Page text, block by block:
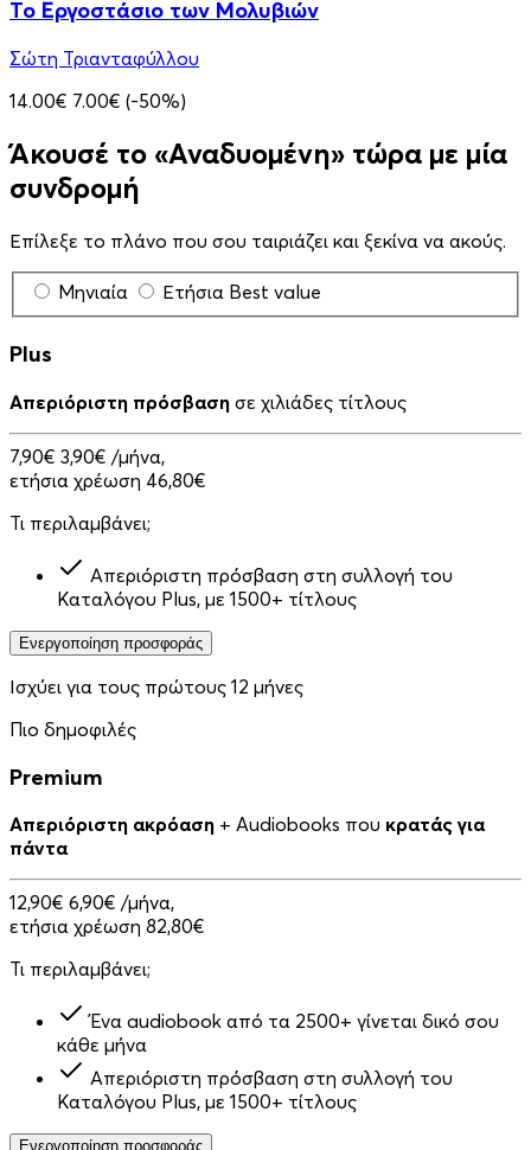
Το Εργοστάσιο των Μολυβιών
Σώτη Τριανταφύλλου
14.00€ 7.00€ (-50%)
Άκουσέ το «Αναδυομένη» τώρα με μία
συνδρομή
Επίλεξε το πλάνο που σου ταιριάζει και ξεκίνα να ακούς.
Μηνιαία Ετήσια Best value
Plus
Απεριόριστη πρόσβαση σε χιλιάδες τίτλους
7,90€ 3,90€ /μήνα,
ετήσια χρέωση 46,80€
Τι περιλαμβάνει;
Απεριόριστη πρόσβαση στη συλλογή του
Καταλόγου Plus, με 1500+ τίτλους
Ενεργοποίηση προσφοράς
Ισχύει για τους πρώτους 12 μήνες
Πιο δημοφιλές
Premium
Απεριόριστη ακρόαση + Audiobooks που κρατάς για
πάντα
12,90€ 6,90€ /μήνα,
ετήσια χρέωση 82,80€
Τι περιλαμβάνει;
Ένα audiobook από τα 2500+ γίνεται δικό σου
κάθε μήνα
Απεριόριστη πρόσβαση στη συλλογή του
Καταλόγου Plus, με 1500+ τίτλους
Ενεργοποίηση προσφοράς